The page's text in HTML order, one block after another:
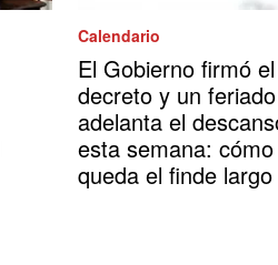
Calendario
El Gobierno firmó el
decreto y un feriado
adelanta el
esta semana: cómo
queda el finde largo